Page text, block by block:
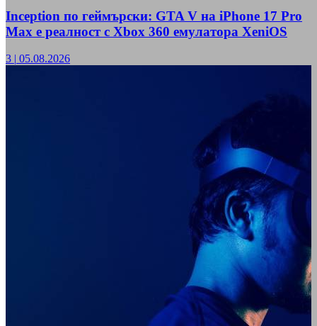
Inception по геймърски: GTA V на iPhone 17 Pro
Max е реалност с Xbox 360 емулатора XeniOS
3 | 05.08.2026